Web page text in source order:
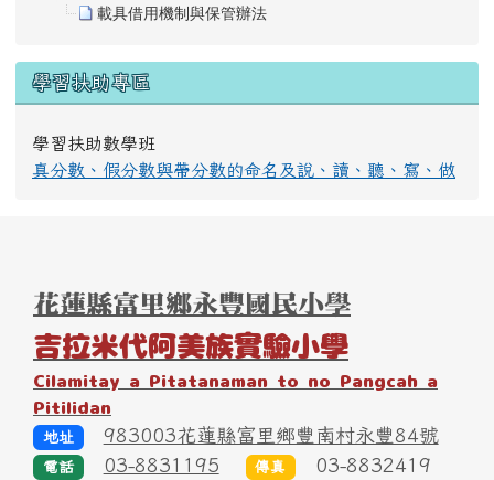
載具借用機制與保管辦法
學習扶助專區
學習扶助數學班
真分數、假分數與帶分數的命名及說、讀、聽、寫、做
頁尾區域內容
花蓮縣富里鄉永豐國民小學
吉拉米代阿美族實驗小學
Cilamitay a Pitatanaman to no Pangcah a
Pitilidan
地址 983003花蓮縣富里鄉豐南村永豐84號
電話 03-8831195 傳真 03-8832419